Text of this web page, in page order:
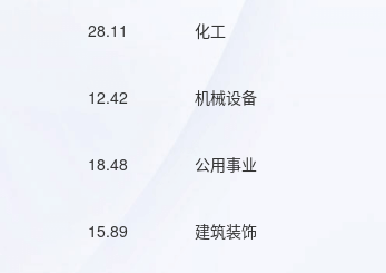
28.11 化工
12.42 机械设备
18.48 公用事业
15.89 建筑装饰